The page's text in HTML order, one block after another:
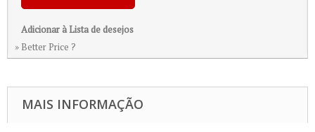
Adicionar à Lista de desejos
» Better Price ?
MAIS INFORMAÇÃO